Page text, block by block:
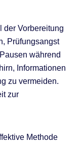
der Vorbereitung
Prüfungsangst
während
Informationen
zu vermeiden.
zur
Methode